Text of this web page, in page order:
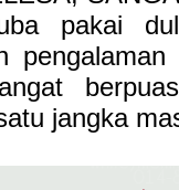
pakai
jangka